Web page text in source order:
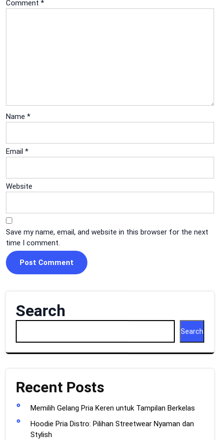
Comment *
Name *
Email *
Website
Save my name, email, and website in this browser for the next
time I comment.
Search
Search
Recent Posts
Memilih Gelang Pria Keren untuk Tampilan Berkelas
Hoodie Pria Distro: Pilihan Streetwear Nyaman dan
Stylish